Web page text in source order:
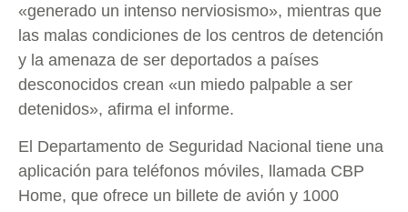
«generado un intenso nerviosismo», mientras que
las malas condiciones de los centros de detención
y la amenaza de ser deportados a países
desconocidos crean «un miedo palpable a ser
detenidos», afirma el informe.
El Departamento de Seguridad Nacional tiene una
aplicación para teléfonos móviles, llamada CBP
Home, que ofrece un billete de avión y 1000